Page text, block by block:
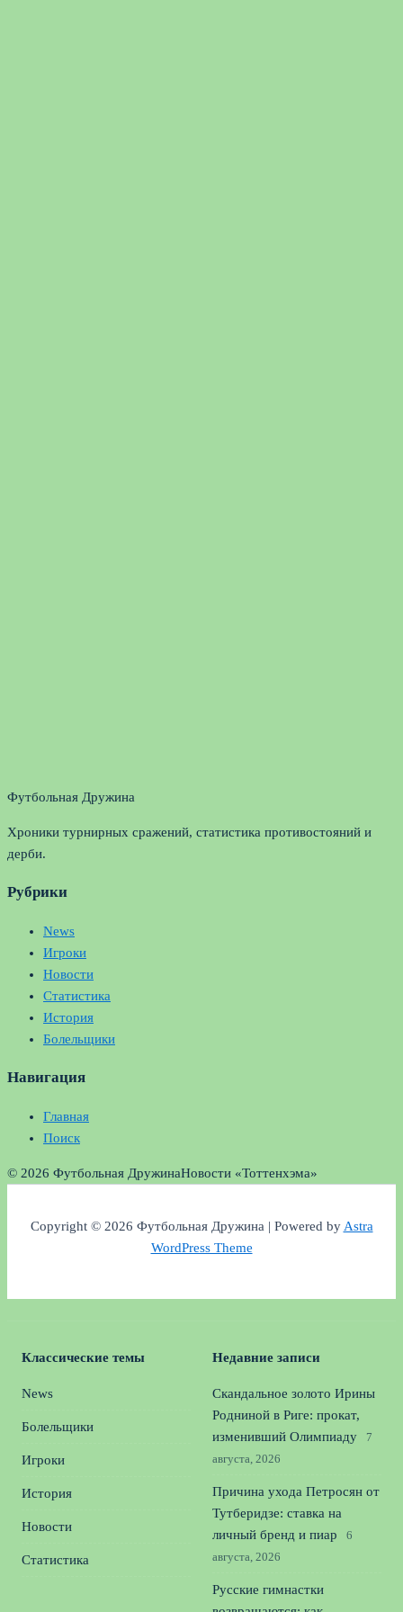
Футбольная Дружина
Хроники турнирных сражений, статистика противостояний и
дерби.
Рубрики
News
Игроки
Новости
Статистика
История
Болельщики
Навигация
Главная
Поиск
© 2026 Футбольная ДружинаНовости «Тоттенхэма»
Copyright © 2026 Футбольная Дружина | Powered byAstra
WordPress Theme
Классические темы
News
Болельщики
Игроки
История
Новости
Статистика
Недавние записи
Скандальное золото Ирины
Родниной в Риге: прокат,
изменивший Олимпиаду
7
августа, 2026
Причина ухода Петросян от
Тутберидзе: ставка на
личный бренд и пиар
6
августа, 2026
Русские гимнастки